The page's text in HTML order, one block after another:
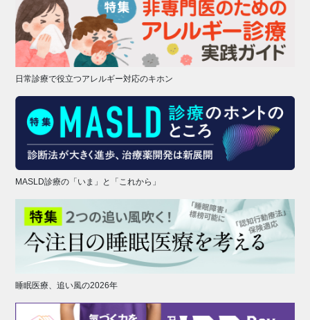
日常診療で役立つアレルギー対応のキホン
MASLD診療の「いま」と「これから」
睡眠医療、追い風の2026年